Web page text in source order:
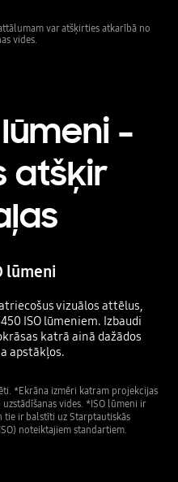
var atšķirties atkarībā no
vides.
–
atšķir
lūmeni
vizuālos attēlus,
ISO lūmeniem. Izbaudi
katrā ainā dažādos
apstākļos.
*Ekrāna izmēri katram projekcijas
vides. *ISO lūmeni ir
tie ir balstīti uz Starptautiskās
noteiktajiem standartiem.